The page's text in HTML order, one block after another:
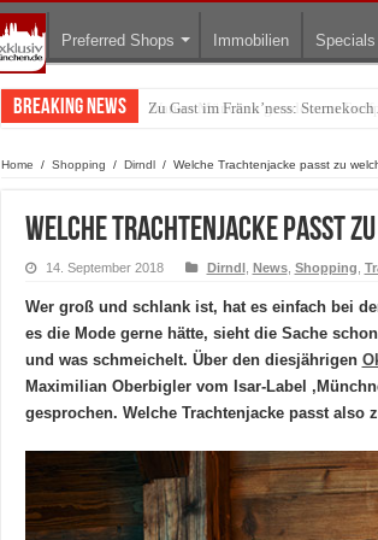
Preferred Shops Immobilien Specials
Breaking News Warum München gerade zum
Home / Shopping / Dirndl / Welche Trachtenjacke passt zu
Welche Trachtenjacke passt
14. September 2018 Dirndl, News, Shopping
Wer groß und schlank ist, hat es einfach bei
es die Mode gerne hätte, sieht die Sache
und was schmeichelt. Über den diesjährigen
Maximilian Oberbigler vom Isar-Label
gesprochen. Welche Trachtenjacke passt also